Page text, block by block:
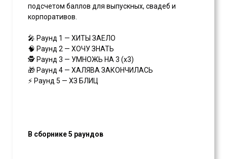
подсчетом баллов для выпускных, свадеб и
корпоративов.
🎤 Раунд 1 — ХИТЫ ЗАЕЛО
🧠 Раунд 2 — ХОЧУ ЗНАТЬ
🕵️ Раунд 3 — УМНОЖЬ НА 3 (х3)
🎁 Раунд 4 — ХАЛЯВА ЗАКОНЧИЛАСЬ
⚡ Раунд 5 — ХЗ БЛИЦ
В сборнике 5 раундов